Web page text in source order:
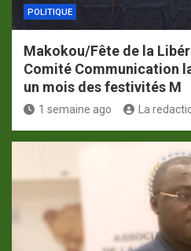
POLITIQUE
Makokou/Fête de la
Comité Communication
un mois des festivités M
1 semaine ago La